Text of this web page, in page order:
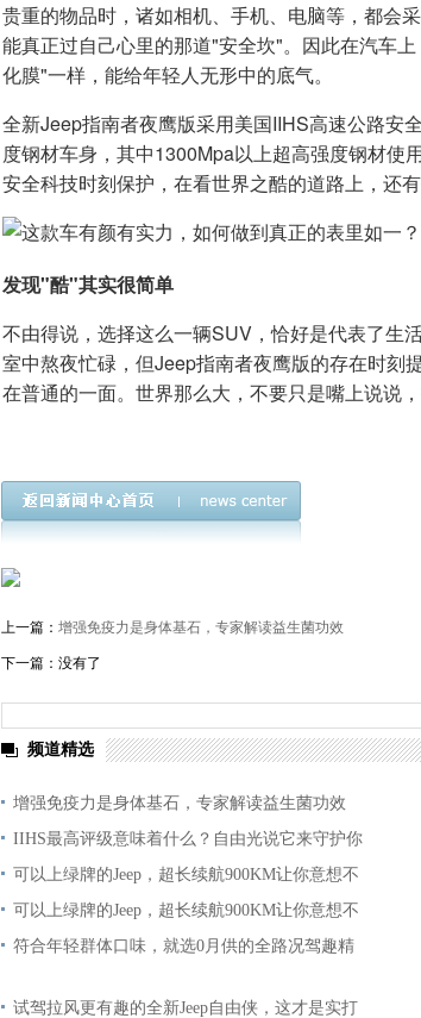
贵重的物品时，诸如相机、手机、电脑等，都会
能真正过自己心里的那道"安全坎"。因此在汽车
化膜"一样，能给年轻人无形中的底气。
全新Jeep指南者夜鹰版采用美国IIHS高速公路安
度钢材车身，其中1300Mpa以上超高强度钢材使
安全科技时刻保护，在看世界之酷的道路上，还
发现"酷"其实很简单
不由得说，选择这么一辆SUV，恰好是代表了生
室中熬夜忙碌，但Jeep指南者夜鹰版的存在时刻
在普通的一面。世界那么大，不要只是嘴上说说
上一篇： 增强免疫力是身体基石，专家解读益生菌功效
下一篇：没有了
频道精选
增强免疫力是身体基石，专家解读益生菌功效
IIHS最高评级意味着什么？自由光说它来守护你
可以上绿牌的Jeep，超长续航900KM让你意想不
可以上绿牌的Jeep，超长续航900KM让你意想不
符合年轻群体口味，就选0月供的全路况驾趣精
试驾拉风更有趣的全新Jeep自由侠，这才是实打